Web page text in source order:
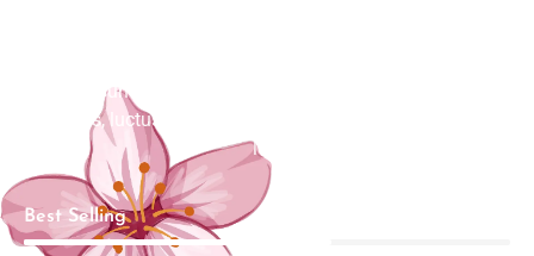
Best Selling
Lorem ipsum dolor sit amet, consectetur adipiscing elit. Ut
elit tellus, luctus nec ullamcorper mattis, pulvinar dapibus
leo.